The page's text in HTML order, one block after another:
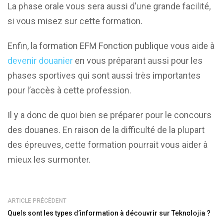
La phase orale vous sera aussi d’une grande facilité,
si vous misez sur cette formation.
Enfin, la formation EFM Fonction publique vous aide à
devenir douanier en vous préparant aussi pour les
phases sportives qui sont aussi très importantes
pour l’accès à cette profession.
Il y a donc de quoi bien se préparer pour le concours
des douanes. En raison de la difficulté de la plupart
des épreuves, cette formation pourrait vous aider à
mieux les surmonter.
ARTICLE PRÉCÉDENT
Quels sont les types d’information à découvrir sur Teknolojia ?